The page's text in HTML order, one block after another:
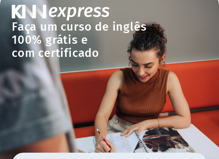
Faça um curso de inglês
100% grátis e
com certificado